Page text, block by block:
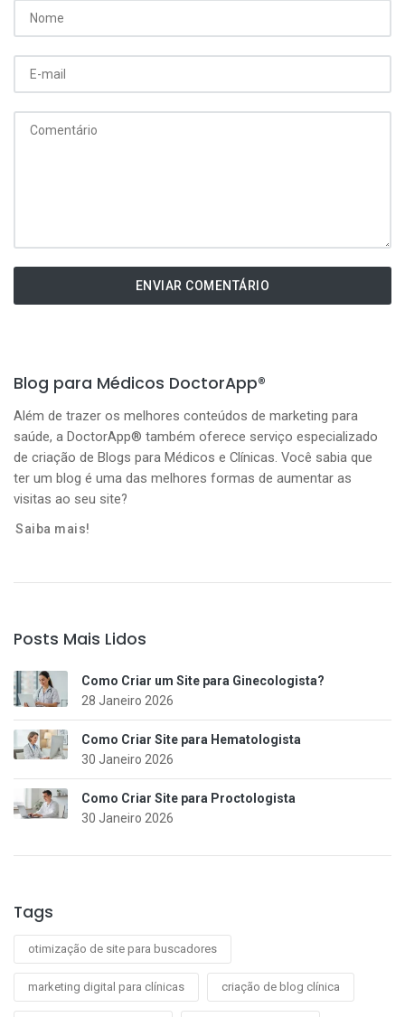
Blog para Médicos DoctorApp®
Além de trazer os melhores conteúdos de marketing para
saúde, a DoctorApp® também oferece serviço especializado
de criação de Blogs para Médicos e Clínicas. Você sabia que
ter um blog é uma das melhores formas de aumentar as
visitas ao seu site?
Saiba mais!
Posts Mais Lidos
Como Criar um Site para Ginecologista?
28 Janeiro 2026
Como Criar Site para Hematologista
30 Janeiro 2026
Como Criar Site para Proctologista
30 Janeiro 2026
Tags
otimização de site para buscadores
marketing digital para clínicas criação de blog clínica
ENVIAR COMENTÁRIO